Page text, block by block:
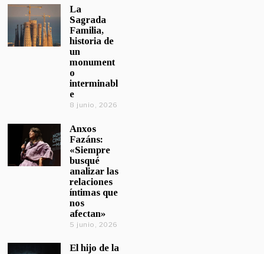
La
Sagrada
Familia,
historia de
un
monument
o
interminabl
e
8 junio, 2026
Anxos
Fazáns:
«Siempre
busqué
analizar las
relaciones
íntimas que
nos
afectan»
5 junio, 2026
El hijo de la